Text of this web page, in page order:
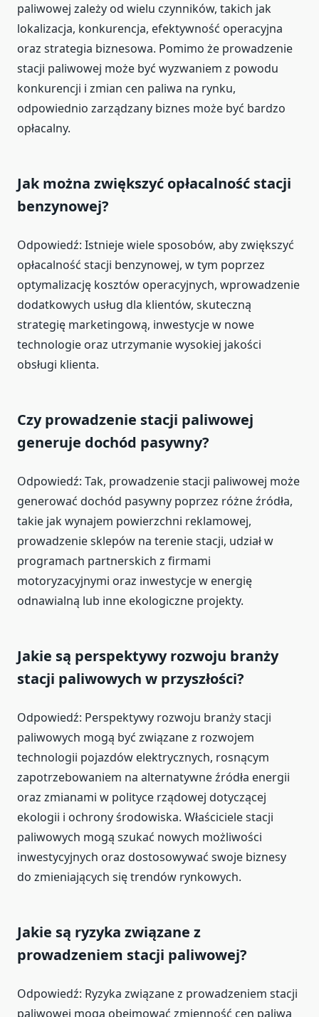
paliwowej zależy od wielu czynników, takich jak
lokalizacja, konkurencja, efektywność operacyjna
oraz strategia biznesowa. Pomimo że prowadzenie
stacji paliwowej może być wyzwaniem z powodu
konkurencji i zmian cen paliwa na rynku,
odpowiednio zarządzany biznes może być bardzo
opłacalny.
Jak można zwiększyć opłacalność stacji
benzynowej?
Odpowiedź: Istnieje wiele sposobów, aby zwiększyć
opłacalność stacji benzynowej, w tym poprzez
optymalizację kosztów operacyjnych, wprowadzenie
dodatkowych usług dla klientów, skuteczną
strategię marketingową, inwestycje w nowe
technologie oraz utrzymanie wysokiej jakości
obsługi klienta.
Czy prowadzenie stacji paliwowej
generuje dochód pasywny?
Odpowiedź: Tak, prowadzenie stacji paliwowej może
generować dochód pasywny poprzez różne źródła,
takie jak wynajem powierzchni reklamowej,
prowadzenie sklepów na terenie stacji, udział w
programach partnerskich z firmami
motoryzacyjnymi oraz inwestycje w energię
odnawialną lub inne ekologiczne projekty.
Jakie są perspektywy rozwoju branży
stacji paliwowych w przyszłości?
Odpowiedź: Perspektywy rozwoju branży stacji
paliwowych mogą być związane z rozwojem
technologii pojazdów elektrycznych, rosnącym
zapotrzebowaniem na alternatywne źródła energii
oraz zmianami w polityce rządowej dotyczącej
ekologii i ochrony środowiska. Właściciele stacji
paliwowych mogą szukać nowych możliwości
inwestycyjnych oraz dostosowywać swoje biznesy
do zmieniających się trendów rynkowych.
Jakie są ryzyka związane z
prowadzeniem stacji paliwowej?
Odpowiedź: Ryzyka związane z prowadzeniem stacji
paliwowej mogą obejmować zmienność cen paliwa